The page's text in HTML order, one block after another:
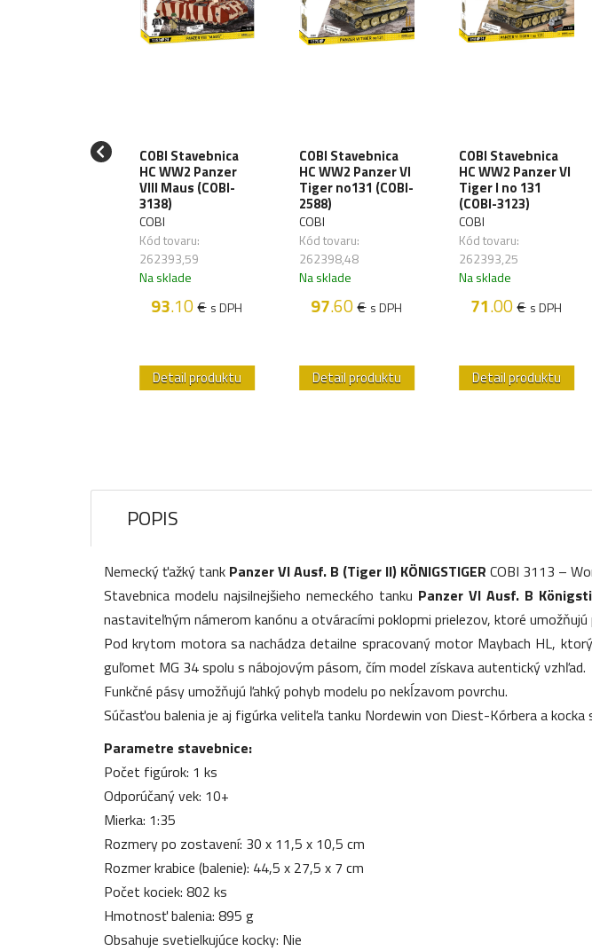
COBI Stavebnica
HC WW2 Panzer
VIII Maus (COBI-
3138)
COBI
Kód tovaru:
262393,59
Na sklade
93.10€ s DPH
Detail produktu
COBI Stavebnica
HC WW2 Panzer VI
Tiger no131 (COBI-
2588)
COBI
Kód tovaru:
262398,48
Na sklade
97.60€ s DPH
Detail produktu
COBI Stavebnica
HC WW2 Panzer VI
Tiger I no 131
(COBI-3123)
COBI
Kód tovaru:
262393,25
Na sklade
71.00€ s DPH
Detail produktu
POPIS
Nemecký ťažký tank Panzer VI Ausf. B (Tiger II) KÖNIGSTIGER COBI 3113 –
Stavebnica modelu najsilnejšieho nemeckého tanku Panzer VI Ausf. B
nastaviteľným námerom kanónu a otváracími poklopmi prielezov, ktoré umožňujú
Pod krytom motora sa nachádza detailne spracovaný motor Maybach HL,
guľomet MG 34 spolu s nábojovým pásom, čím model získava autentický vzhľad.
Funkčné pásy umožňujú ľahký pohyb modelu po nekĺzavom povrchu.
Súčasťou balenia je aj figúrka veliteľa tanku Nordewin von Diest-Kórbera a
Parametre stavebnice:
Počet figúrok: 1 ks
Odporúčaný vek: 10+
Mierka: 1:35
Rozmery po zostavení: 30 x 11,5 x 10,5 cm
Rozmer krabice (balenie): 44,5 x 27,5 x 7 cm
Počet kociek: 802 ks
Hmotnosť balenia: 895 g
Obsahuje svetielkujúce kocky: Nie